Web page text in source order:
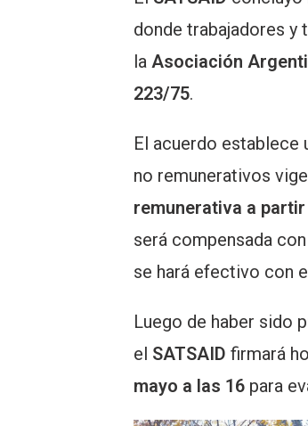
donde trabajadores y
la Asociación
223/75.
El acuerdo establece
no remunerativos
remunerativa a partir
será compensada
se hará efectivo con
Luego de haber sido
el SATSAID firmará
mayo a las 16 para